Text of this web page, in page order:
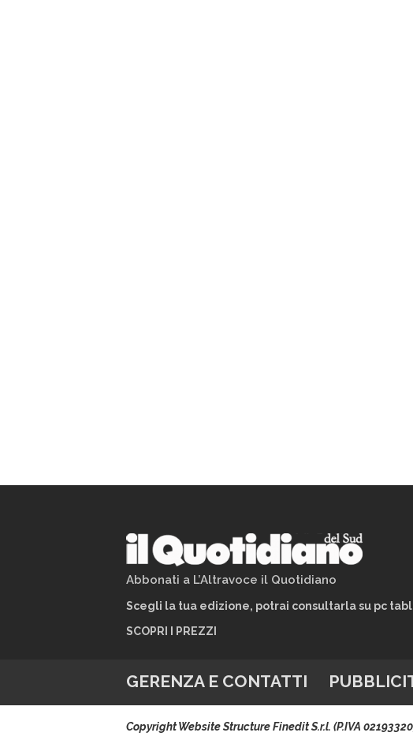
Abbonati a L’Altravoce il Quotidiano
Scegli la tua edizione, potrai consultarla su pc
SCOPRI I PREZZI
GERENZA E CONTATTI
Copyright Website Structure Finedit S.r.l. (P.IVA